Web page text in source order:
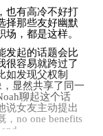
也有高冷不好打
择那些友好幽默
，都是这样。
发起的话题会比
很容易就跨过了
如发现父权制
显然共享了同一
聊起这个话
说女友主动提出
，no one benefits